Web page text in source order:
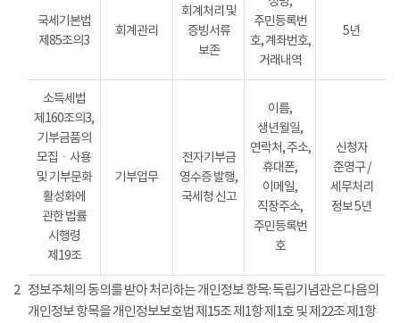
국세기본법
제85조의3
회계관리
회계처리 및
증빙서류
보존
주민등록번
호, 계좌번호,
거래내역
5년
소득세법
제160조의3,
기부금품의
모집ㆍ사용
및 기부문화
활성화에
관한 법률
시행령
제19조
기부업무
전자기부금
영수증 발행,
국세청 신고
이름,
생년월일,
연락처, 주소,
휴대폰,
이메일,
직장주소,
주민등록번
호
신청자
준영구 /
세무처리
정보 5년
2 정보주체의 동의를 받아 처리하는 개인정보 항목: 독립기념관은 다음의
개인정보 항목을 개인정보보호법 제15조 제1항 제1호 및 제22조 제1항